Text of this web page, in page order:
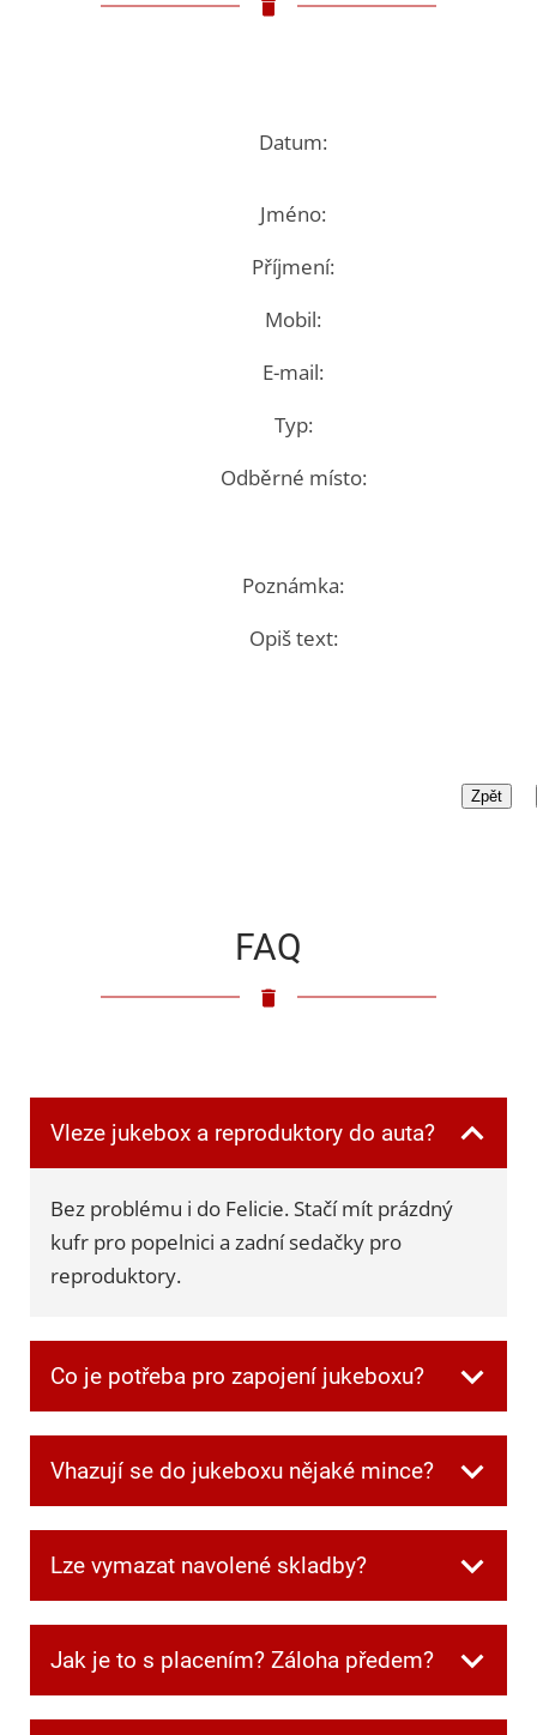
Datum:
Jméno:
Příjmení:
Mobil:
E-mail:
Typ:
Odběrné místo:
Poznámka:
Opiš text:
FAQ
Vleze jukebox a reproduktory do auta?
Bez problému i do Felicie. Stačí mít prázdný
kufr pro popelnici a zadní sedačky pro
reproduktory.
Co je potřeba pro zapojení jukeboxu?
převzetí. Jen je potřeba mít jednu zásuvku
reprobedny.
Vhazují se do jukeboxu nějaké mince?
kredity.
Lze vymazat navolené skladby?
ostatní nechtějí poslouchat, můžete frontu
Jak je to s placením? Záloha předem?